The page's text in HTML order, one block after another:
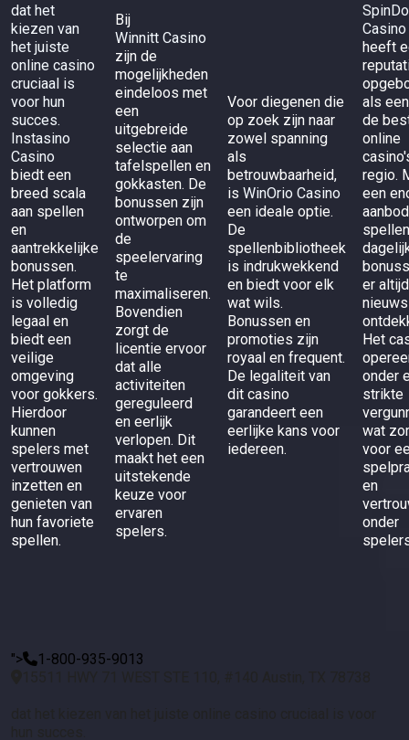
dat het
kiezen van
het juiste
online casino
cruciaal is
voor hun
succes.
Instasino
Casino
biedt een
breed scala
aan spellen
en
aantrekkelijke
bonussen.
Het platform
is volledig
legaal en
biedt een
veilige
omgeving
voor gokkers.
Hierdoor
kunnen
spelers met
vertrouwen
inzetten en
genieten van
hun favoriete
spellen.
Bij
Winnitt Casino
zijn de
mogelijkheden
eindeloos met
een
uitgebreide
selectie aan
tafelspellen en
gokkasten. De
bonussen zijn
ontworpen om
de
speelervaring
te
maximaliseren.
Bovendien
zorgt de
licentie ervoor
dat alle
activiteiten
gereguleerd
en eerlijk
verlopen. Dit
maakt het een
uitstekende
keuze voor
ervaren
spelers.
Voor diegenen die
op zoek zijn naar
zowel spanning
als
betrouwbaarheid,
is WinOrio Casino
een ideale optie.
De
spellenbibliotheek
is indrukwekkend
en biedt voor elk
wat wils.
Bonussen en
promoties zijn
royaal en frequent.
De legaliteit van
dit casino
garandeert een
eerlijke kans voor
iedereen.
Casino
heeft
als
de
online
regio.
een
er
Het
onder
strikte
wat
voor
en
onder
">
1-800-935-9013